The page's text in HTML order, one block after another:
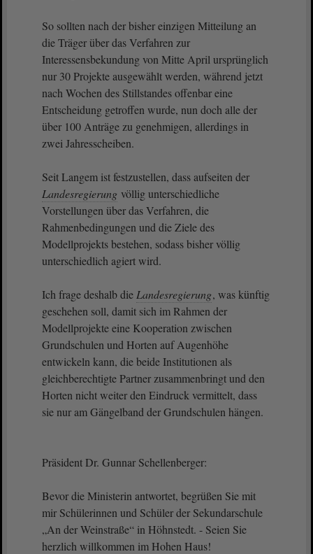
So sollten nach der bisher einzigen Mitteilung an
die Träger über das Verfahren zur
Interessensbekundung von Mitte April ursprünglich
nur 30 Projekte ausgewählt werden, während jetzt
nach Wochen des Stillstandes offenbar eine
Entscheidung getroffen wurde, nun doch alle der
über 100 Anträge zu genehmigen, allerdings in
zwei Jahresscheiben.
Seit Langem ist festzustellen, dass aufseiten der
Landesregierung völlig unterschiedliche
Vorstellungen über das Verfahren, die
Rahmenbedingungen und die Ziele des
Modellprojekts bestehen, sodass bisher völlig
unterschiedlich agiert wird.
Ich frage deshalb die Landesregierung, was künftig
geschehen soll, damit sich im Rahmen der
Modellprojekte eine Kooperation zwischen
Grundschulen und Horten auf Augenhöhe
entwickeln kann, die beide Institutionen als
gleichberechtigte Partner zusammenbringt und den
Horten nicht weiter den Eindruck vermittelt, dass
sie nur am Gängelband der Grundschulen hängen.
Präsident Dr. Gunnar Schellenberger:
Bevor die Ministerin antwortet, begrüßen Sie mit
mir Schülerinnen und Schüler der Sekundarschule
„An der Weinstraße“ in Höhnstedt. - Seien Sie
herzlich willkommen im Hohen Haus!